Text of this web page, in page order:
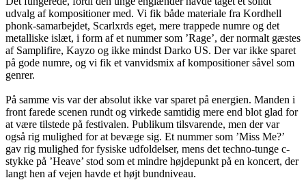
udvalg af kompositioner med. Vi fik både materiale fra Kordhell
phonk-samarbejdet, Scarlxrds eget, mere trappede numre og det
metalliske islæt, i form af et nummer som ’Rage’, der normalt gæstes
af Samplifire, Kayzo og ikke mindst Darko US. Der var ikke sparet
på gode numre, og vi fik et vanvidsmix af kompositioner såvel som
genrer.
På samme vis var der absolut ikke var sparet på energien. Manden i
front farede scenen rundt og virkede samtidig mere end blot glad for
at være tilstede på festivalen. Publikum tilsvarende, men der var
også rig mulighed for at bevæge sig. Et nummer som ’Miss Me?’
gav rig mulighed for fysiske udfoldelser, mens det techno-tunge c-
stykke på ’Heave’ stod som et mindre højdepunkt på en koncert, der
langt hen af vejen havde et højt bundniveau.